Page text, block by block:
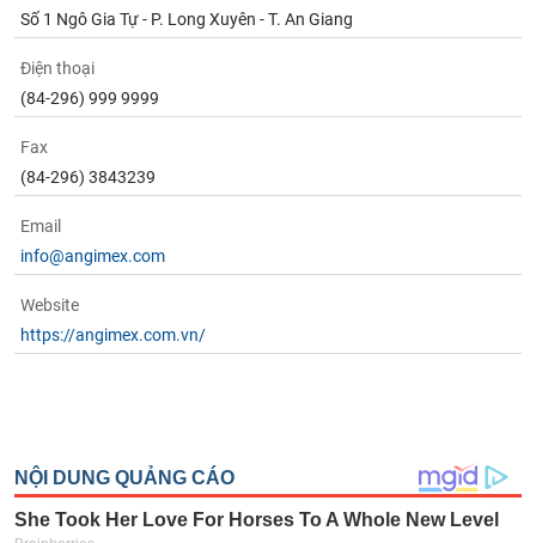
Số 1 Ngô Gia Tự - P. Long Xuyên - T. An Giang
Điện thoại
(84-296) 999 9999
Fax
(84-296) 3843239
Email
info@angimex.com
Website
https://angimex.com.vn/